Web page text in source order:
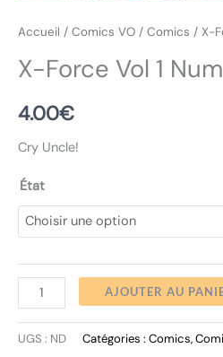
Accueil / Comics VO / Comics / X-
X-Force Vol 1
4.00€
Cry Uncle!
État
AJOUTER AU
UGS : ND Catégories : Comics,